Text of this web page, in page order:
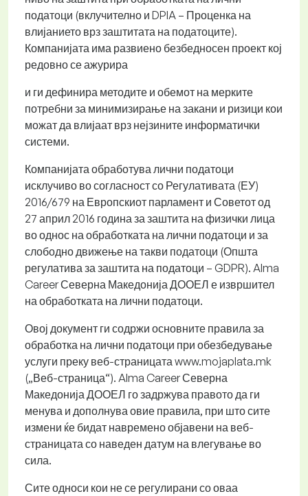
податоци (вклучително и DPIA – Проценка на
влијанието врз заштитата на податоците).
Компанијата има развиено безбедносен проект кој
редовно се ажурира
и ги дефинира методите и обемот на мерките
потребни за минимизирање на закани и ризици кои
можат да влијаат врз нејзините информатички
системи.
Компанијата обработува лични податоци
исклучиво во согласност со Регулативата (ЕУ)
2016/679 на Европскиот парламент и Советот од
27 април 2016 година за заштита на физички лица
во однос на обработката на лични податоци и за
слободно движење на такви податоци (Општа
регулатива за заштита на податоци – GDPR). Alma
Career Северна Македонија ДООЕЛ е извршител
на обработката на лични податоци.
Овој документ ги содржи основните правила за
обработка на лични податоци при обезбедување
услуги преку веб-страницата www.mojaplata.mk
(„Веб-страница“). Alma Career Северна
Македонија ДООЕЛ го задржува правото да ги
менува и дополнува овие правила, при што сите
измени ќе бидат навремено објавени на веб-
страницата со наведен датум на влегување во
сила.
Сите односи кои не се регулирани со оваа